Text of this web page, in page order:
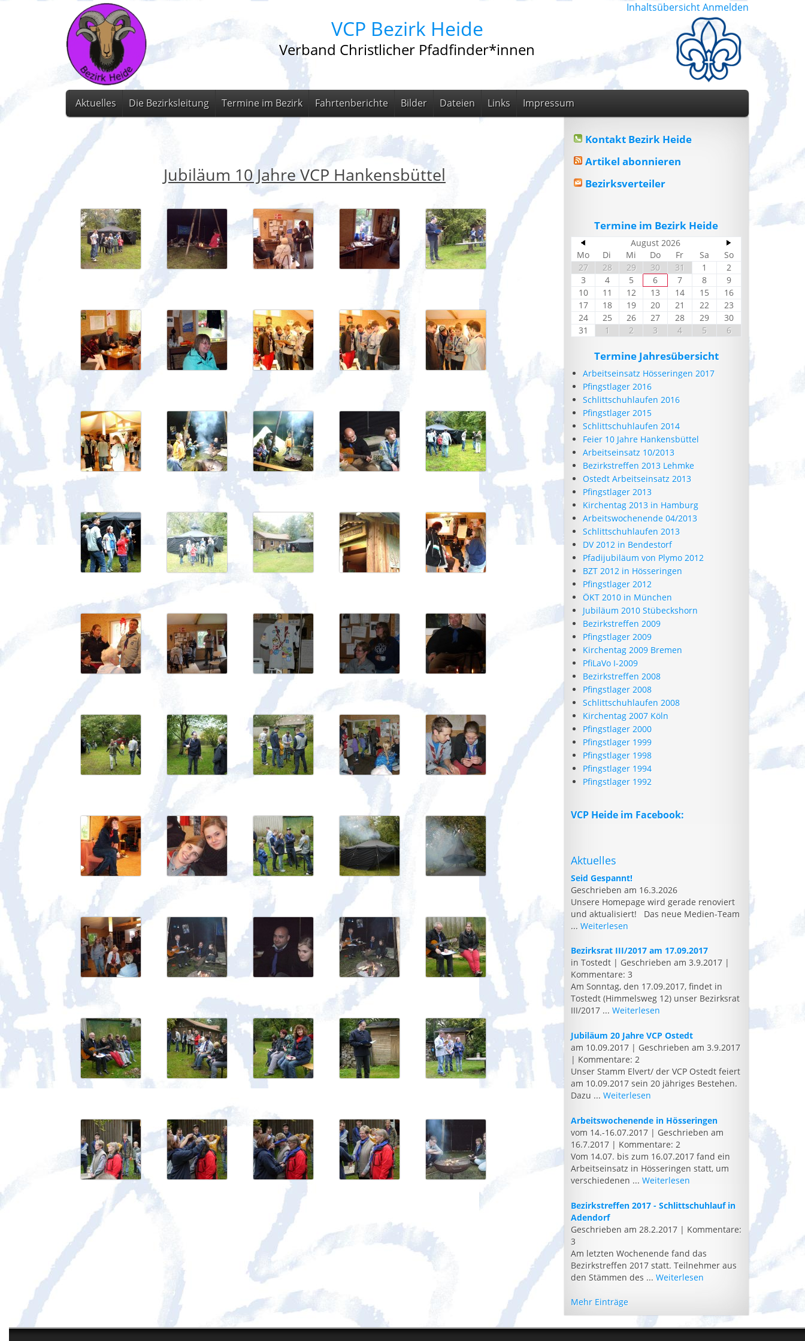
Inhaltsübersicht Anmelden
VCP Bezirk Heide
Verband Christlicher Pfadfinder*innen
Aktuelles Die Bezirksleitung Termine im Bezirk Fahrtenberichte Bilder Dateien Links Impressum
Jubiläum 10 Jahre VCP Hankensbüttel
Kontakt Bezirk Heide
Artikel abonnieren
Bezirksverteiler
Termine im Bezirk Heide
August 2026
Mo
Di Mi Do Fr Sa
So
27
28 29 30 31 1
2
3
4 5 6 7 8
9
10
11 12 13 14 15
16
17
18 19 20 21 22
23
24
25 26 27 28 29
30
31
1 2 3 4 5 6
Termine Jahresübersicht
Arbeitseinsatz Hösseringen 2017
Pfingstlager 2016
Schlittschuhlaufen 2016
Pfingstlager 2015
Schlittschuhlaufen 2014
Feier 10 Jahre Hankensbüttel
Arbeitseinsatz 10/2013
Bezirkstreffen 2013 Lehmke
Ostedt Arbeitseinsatz 2013
Pfingstlager 2013
Kirchentag 2013 in Hamburg
Arbeitswochenende 04/2013
Schlittschuhlaufen 2013
DV 2012 in Bendestorf
Pfadijubiläum von Plymo 2012
BZT 2012 in Hösseringen
Pfingstlager 2012
ÖKT 2010 in München
Jubiläum 2010 Stübeckshorn
Bezirkstreffen 2009
Pfingstlager 2009
Kirchentag 2009 Bremen
PfiLaVo I-2009
Bezirkstreffen 2008
Pfingstlager 2008
Schlittschuhlaufen 2008
Kirchentag 2007 Köln
Pfingstlager 2000
Pfingstlager 1999
Pfingstlager 1998
Pfingstlager 1994
Pfingstlager 1992
VCP Heide im Facebook:
Aktuelles
Seid Gespannt!
Geschrieben am 16.3.2026
Unsere Homepage wird gerade renoviert
und aktualisiert! Das neue Medien-Team
...Weiterlesen
Bezirksrat III/2017 am 17.09.2017
in Tostedt | Geschrieben am 3.9.2017 |
Kommentare: 3
Am Sonntag, den 17.09.2017, findet in
Tostedt (Himmelsweg 12) unser Bezirksrat
III/2017 ...Weiterlesen
Jubiläum 20 Jahre VCP Ostedt
am 10.09.2017 | Geschrieben am 3.9.2017
| Kommentare: 2
Unser Stamm Elvert/ der VCP Ostedt feiert
am 10.09.2017 sein 20 jähriges Bestehen.
Dazu ...Weiterlesen
Arbeitswochenende in Hösseringen
vom 14.-16.07.2017 | Geschrieben am
16.7.2017 | Kommentare: 2
Vom 14.07. bis zum 16.07.2017 fand ein
Arbeitseinsatz in Hösseringen statt, um
verschiedenen ...Weiterlesen
Bezirkstreffen 2017 - Schlittschuhlauf in
Adendorf
Geschrieben am 28.2.2017 | Kommentare:
3
Am letzten Wochenende fand das
Bezirkstreffen 2017 statt. Teilnehmer aus
den Stämmen des ...Weiterlesen
Mehr Einträge